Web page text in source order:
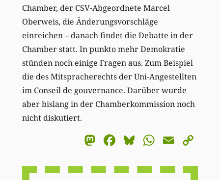
Chamber, der CSV-Abgeordnete Marcel
Oberweis, die Änderungsvorschläge
einreichen – danach findet die Debatte in der
Chamber statt. In punkto mehr Demokratie
stünden noch einige Fragen aus. Zum Beispiel
die des Mitspracherechts der Uni-Angestellten
im Conseil de gouvernance. Darüber wurde
aber bislang in der Chamberkommission noch
nicht diskutiert.
Mastodon
Facebook
BlueskyEmail